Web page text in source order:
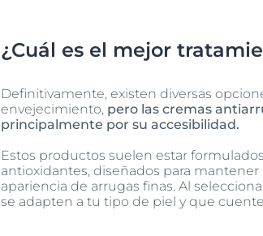
¿Cuál es el mejor
Definitivamente, existen diversas
envejecimiento, pero las cremas
principalmente por su accesibilidad.
Estos productos suelen estar
antioxidantes, diseñados para
apariencia de arrugas finas. Al
se adapten a tu tipo de piel y que